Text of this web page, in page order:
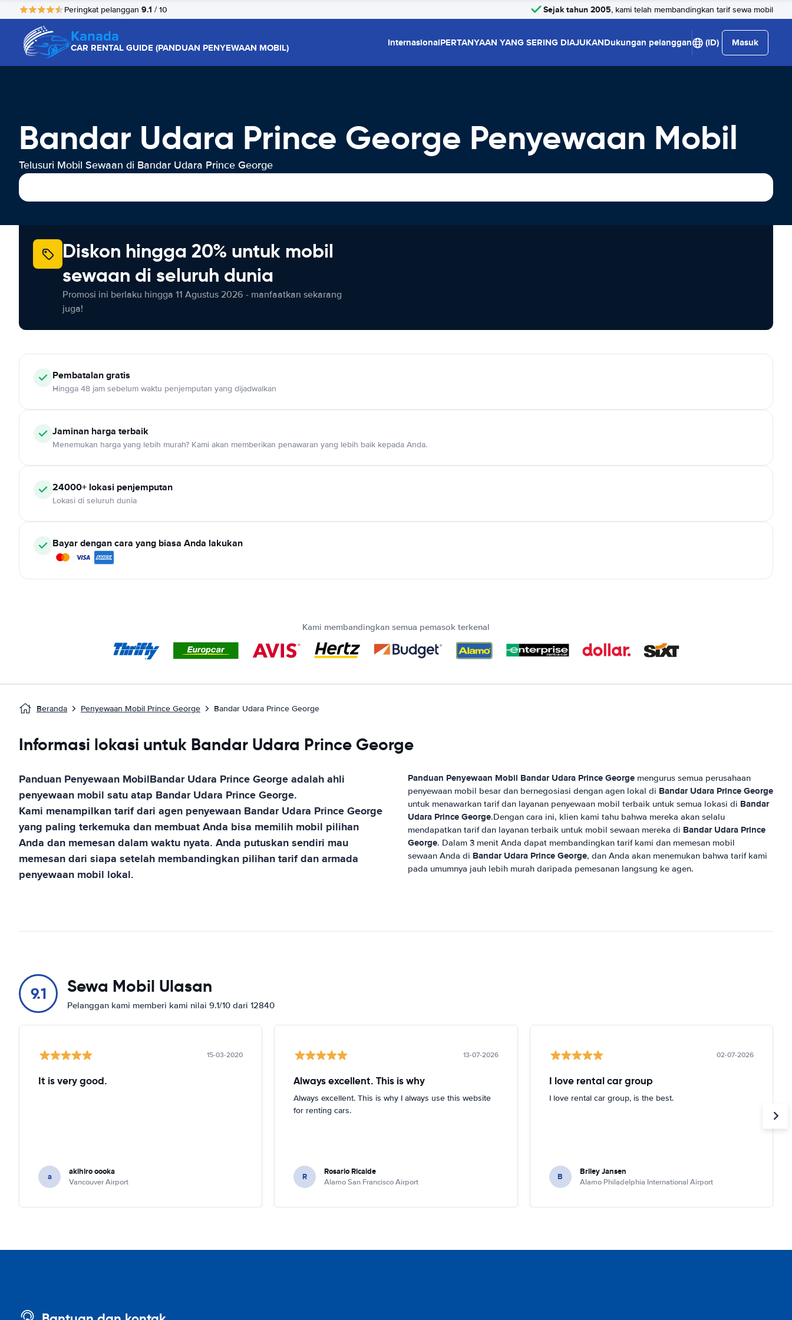
Peringkat pelanggan 9.1 / 10 Sejak tahun 2005, kami telah membandingkan tarif sewa mobil
Kanada
CAR RENTAL GUIDE (PANDUAN PENYEWAAN MOBIL) InternasionalPERTANYAAN YANG SERING DIAJUKANDukungan pelanggan (ID) Masuk
Bandar Udara Prince George Penyewaan Mobil
Telusuri Mobil Sewaan di Bandar Udara Prince George
Diskon hingga 20% untuk mobil
sewaan di seluruh dunia
Promosi ini berlaku hingga 11 Agustus 2026 - manfaatkan sekarang
juga!
Pembatalan gratis
Hingga 48 jam sebelum waktu penjemputan yang dijadwalkan
Jaminan harga terbaik
Menemukan harga yang lebih murah? Kami akan memberikan penawaran yang lebih baik kepada Anda.
24000+ lokasi penjemputan
Lokasi di seluruh dunia
Bayar dengan cara yang biasa Anda lakukan
Kami membandingkan semua pemasok terkenal
Beranda Penyewaan Mobil Prince George Bandar Udara Prince George
Informasi lokasi untuk Bandar Udara Prince George
Panduan Penyewaan MobilBandar Udara Prince Georgeadalah ahli
penyewaan mobil satu atap Bandar Udara Prince George.
Kami menampilkan tarif dari agen penyewaan Bandar Udara Prince George
yang paling terkemuka dan membuat Anda bisa memilih mobil pilihan
Anda dan memesan dalam waktu nyata. Anda putuskan sendiri mau
memesan dari siapa setelah membandingkan pilihan tarif dan armada
penyewaan mobil lokal.
Panduan Penyewaan Mobil Bandar Udara Prince George mengurus semua perusahaan
penyewaan mobil besar dan bernegosiasi dengan agen lokal di Bandar Udara Prince George
untuk menawarkan tarif dan layanan penyewaan mobil terbaik untuk semua lokasi di Bandar
Udara Prince George.Dengan cara ini, klien kami tahu bahwa mereka akan selalu
mendapatkan tarif dan layanan terbaik untuk mobil sewaan mereka di Bandar Udara Prince
George. Dalam 3 menit Anda dapat membandingkan tarif kami dan memesan mobil
sewaan Anda di Bandar Udara Prince George, dan Anda akan menemukan bahwa tarif kami
pada umumnya jauh lebih murah daripada pemesanan langsung ke agen.
9.1 Sewa Mobil Ulasan
Pelanggan kami memberi kami nilai 9.1/10 dari 12840
15-03-2020
It is very good.
a akihiro oooka
Vancouver Airport
13-07-2026
Always excellent. This is why
Always excellent. This is why I always use this website
for renting cars.
R Rosario Ricalde
Alamo San Francisco Airport
02-07-2026
I love rental car group
I love rental car group, is the best.
B Briley Jansen
Alamo Philadelphia International Airport